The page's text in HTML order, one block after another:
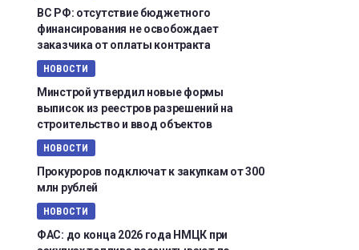
ВС РФ: отсутствие бюджетного
финансирования не освобождает
заказчика от оплаты контракта
НОВОСТИ
Минстрой утвердил новые формы
выписок из реестров разрешений на
строительство и ввод объектов
НОВОСТИ
Прокуроров подключат к закупкам от 300
млн рублей
НОВОСТИ
ФАС: до конца 2026 года НМЦК при